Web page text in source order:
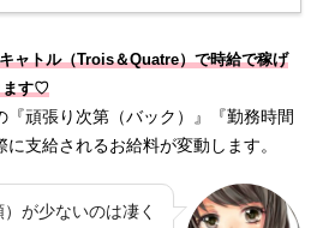
ャトル（Trois＆Quatre）で時給で稼げ
ます♡
『頑張り次第（バック）』『勤務時間
支給されるお給料が変動します。
が少ないのは凄く